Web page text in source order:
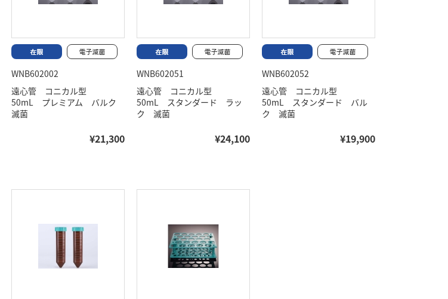
WNB602002
遠心管 コニカル型
50mL プレミアム バルク
滅菌
¥21,300
WNB602051
遠心管 コニカル型
50mL スタンダード ラッ
ク 滅菌
¥24,100
WNB602052
遠心管 コニカル型
50mL スタンダード バル
ク 滅菌
¥19,900